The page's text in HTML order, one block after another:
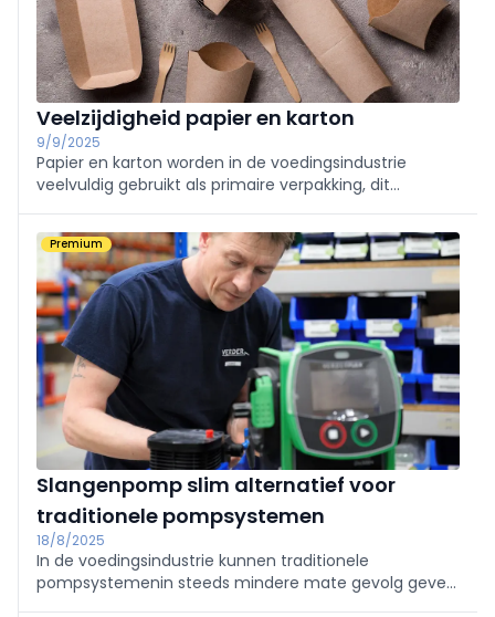
Veelzijdigheid papier en karton
9/9/2025
Papier en karton worden in de voedingsindustrie
veelvuldig gebruikt als primaire verpakking, dit
duurzaamheid. Nadelen zijn er natuurlijk ook, maar dat
worden ...
Premium
Slangenpomp slim alternatief voor
traditionele pompsystemen
18/8/2025
In de voedingsindustrie kunnen traditionele
pompsystemenin steeds mindere mate gevolg geven